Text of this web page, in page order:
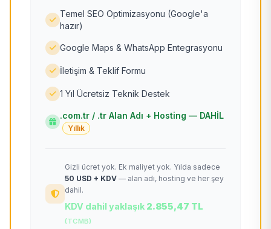
Temel SEO Optimizasyonu (Google'a
hazır)
Google Maps & WhatsApp Entegrasyonu
İletişim & Teklif Formu
1 Yıl Ücretsiz Teknik Destek
.com.tr / .tr Alan Adı + Hosting — DAHİL
Yıllık
Gizli ücret yok. Ek maliyet yok. Yılda sadece
50 USD + KDV — alan adı, hosting ve her şey
dahil.
KDV dahil yaklaşık 2.855,47 TL
(TCMB)